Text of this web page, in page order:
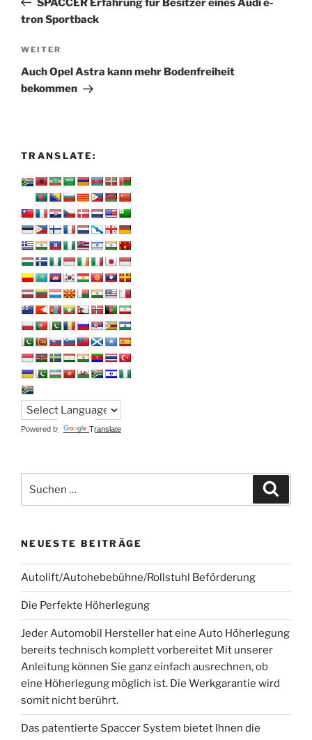
SPACCER Erfahrung für Besitzer eines Audi e-
tron Sportback
Nächster
Beitrag
WEITER
Auch Opel Astra kann mehr Bodenfreiheit
bekommen
TRANSLATE:
Powered by Translate
nach:
NEUESTE BEITRÄGE
Autolift/Autohebebühne/Rollstuhl Beförderung
Die Perfekte Höherlegung
Jeder Automobil Hersteller hat eine Auto Höherlegung
bereits technisch komplett vorbereitet Mit unserer
Anleitung können Sie ganz einfach ausrechnen, ob
eine Höherlegung möglich ist. Die Werkgarantie wird
somit nicht berührt.
Das patentierte Spaccer System bietet Ihnen die